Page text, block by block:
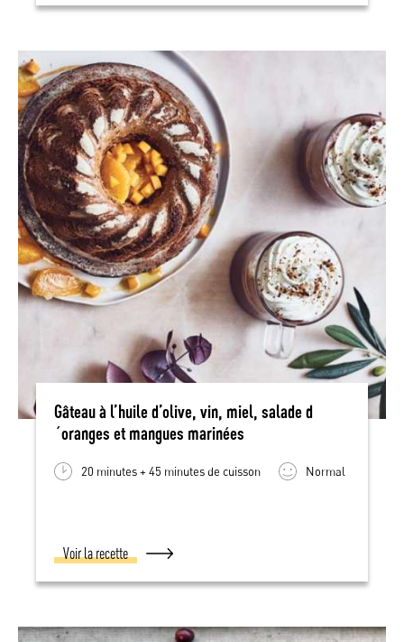
Gâteau à l’huile d’olive, vin, miel, salade d
´oranges et mangues marinées
20 minutes + 45 minutes de cuisson Normal
Voir la recette